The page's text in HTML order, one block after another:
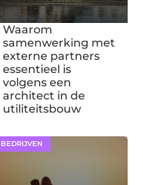
Waarom
samenwerking met
externe partners
essentieel is
volgens een
architect in de
utiliteitsbouw
BEDRIJVEN